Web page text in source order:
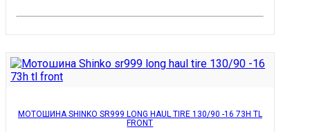
МОТОШИНА SHINKO SR999 LONG HAUL TIRE 130/90 -16 73H TL
FRONT